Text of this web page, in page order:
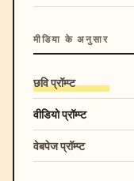
मीडिया के अनुसार
छवि प्रॉम्प्ट
वीडियो प्रॉम्प्ट
वेबपेज प्रॉम्प्ट